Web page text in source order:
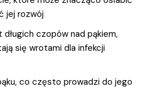
jej rozwój
czopów nad pąkiem,
się wrotami dla infekcji
co często prowadzi do jego